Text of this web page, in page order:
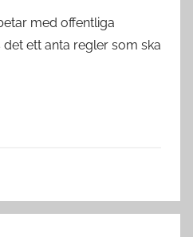
med offentliga
ett anta regler som ska